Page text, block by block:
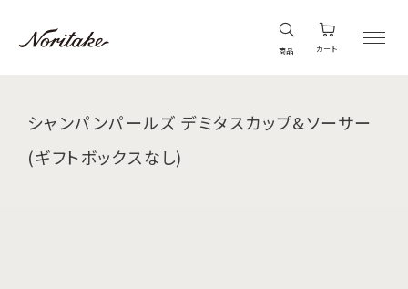
商品 カート
シャンパンパールズ デミタスカップ&ソーサー
(ギフトボックスなし)